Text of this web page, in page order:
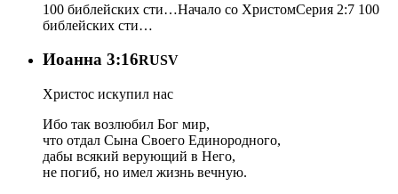
100 библейских сти…Начало со ХристомСерия 2:7 100
библейских сти…
Иоанна 3:16RUSV
Христос искупил нас
Ибо так возлюбил Бог мир,
что отдал Сына Своего Единородного,
дабы всякий верующий в Него,
не погиб, но имел жизнь вечную.